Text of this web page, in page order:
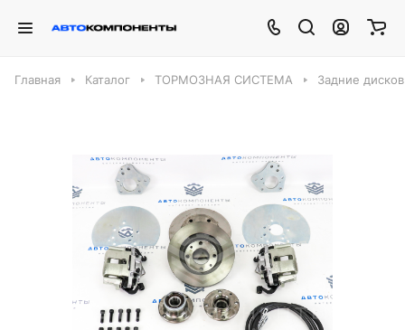
Главная Каталог ТОРМОЗНАЯ СИСТЕМА Задние